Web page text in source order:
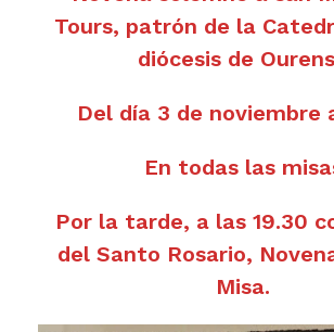
Tours, patrón de la
diócesis de
Del día 3 de noviembre
En todas las
Por la tarde, a las 19.30
del Santo Rosario,
Misa.